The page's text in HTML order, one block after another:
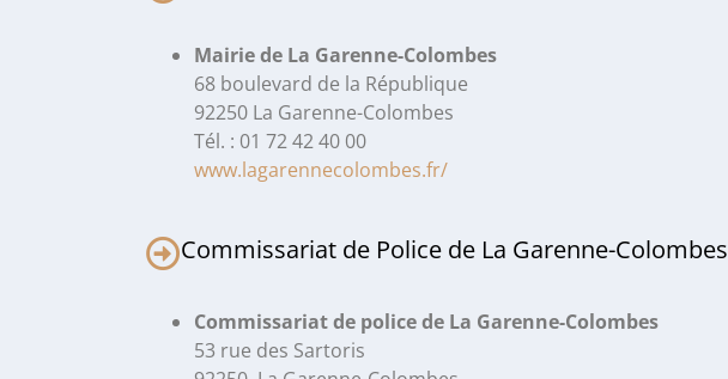
Mairie de La Garenne-Colombes
68 boulevard de la République
92250 La Garenne-Colombes
Tél. : 01 72 42 40 00
www.lagarennecolombes.fr/
Commissariat de Police de La Garenne-Colombes
Commissariat de police de La Garenne-Colombes
53 rue des Sartoris